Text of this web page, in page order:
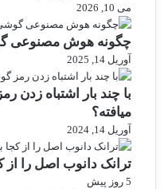
می 10, 2026
چگونه هوش مصنوعی
آوریل 14, 2025
با چند بار اشتباه زدن
میافته؟
آوریل 14, 2024
ترانک دانوب اصل را از
5 روز پیش